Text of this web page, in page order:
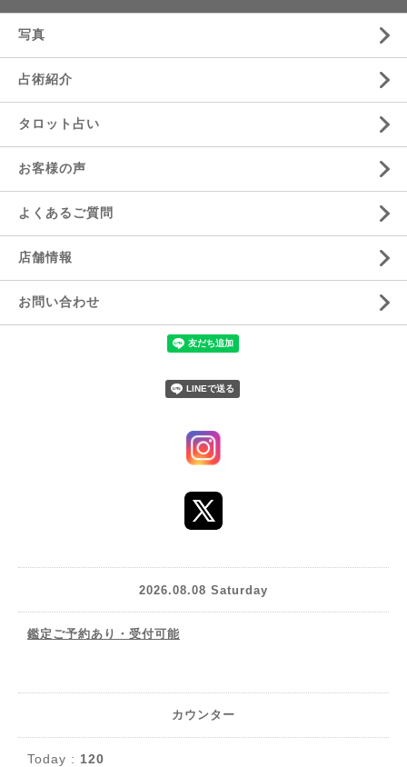
写真
占術紹介
タロット占い
お客様の声
よくあるご質問
店舗情報
お問い合わせ
2026.08.08 Saturday
鑑定ご予約あり・受付可能
カウンター
Today : 120